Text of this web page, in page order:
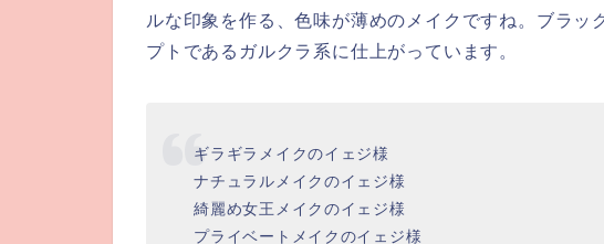
ルな印象を作る、色味が薄めのメイクですね。ブラッ
プトであるガルクラ系に仕上がっています。
ギラギラメイクのイェジ様
ナチュラルメイクのイェジ様
綺麗め女王メイクのイェジ様
プライベートメイクのイェジ様